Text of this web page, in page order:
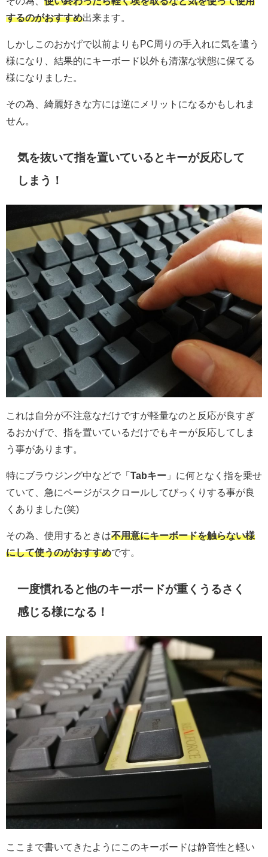
するのがおすすめ出来ます。
しかしこのおかげで以前よりもPC周りの手入れに気を遣う
様になり、結果的にキーボード以外も清潔な状態に保てる
様になりました。
その為、綺麗好きな方には逆にメリットになるかもしれま
せん。
気を抜いて指を置いているとキーが反応して
しまう！
これは自分が不注意なだけですが軽量なのと反応が良すぎ
るおかげで、指を置いているだけでもキーが反応してしま
う事があります。
特にブラウジング中などで「 Tabキー 」に何となく指を乗せ
ていて、急にページがスクロールしてびっくりする事が良
くありました(笑)
その為、使用するときは不用意にキーボードを触らない様
にして使うのがおすすめです。
一度慣れると他のキーボードが重くうるさく
感じる様になる！
ここまで書いてきたようにこのキーボードは静音性と軽い